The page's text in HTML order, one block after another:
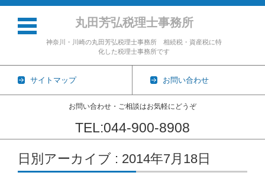
丸田芳弘税理士事務所
神奈川・川崎の丸田芳弘税理士事務所 相続税・資産税に特
化した税理士事務所です
サイトマップ お問い合わせ
お問い合わせ・ご相談はお気軽にどうぞ
TEL:044-900-8908
コンテンツに移動
日別アーカイブ : 2014年7月18日